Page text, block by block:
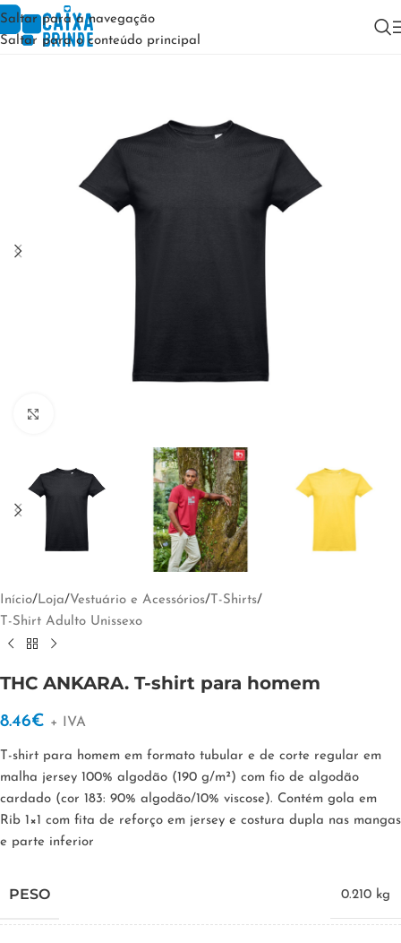
Saltar para a navegação
Saltar para o conteúdo principal
Início/Loja/Vestuário e Acessórios/ T-Shirts/
T-Shirt Adulto Unissexo
THC ANKARA. T-shirt para homem
8.46€ + IVA
T-shirt para homem em formato tubular e de corte regular em
malha jersey 100% algodão (190 g/m²) com fio de algodão
cardado (cor 183: 90% algodão/10% viscose). Contém gola em
Rib 1×1 com fita de reforço em jersey e costura dupla nas mangas
e parte inferior
PESO 0.210 kg